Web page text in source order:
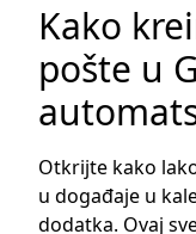
Kako
pošte u
Otkrijte kako
u događaje u
dodatka. Ovaj